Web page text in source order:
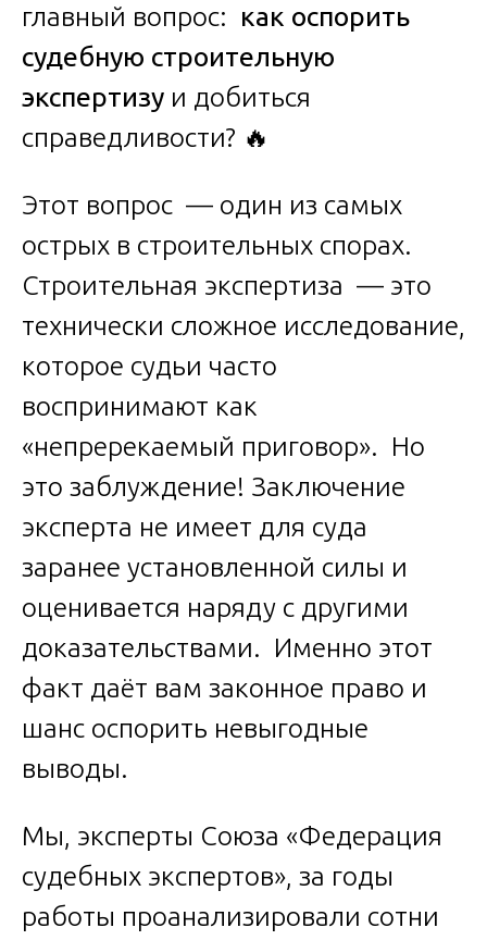
главный вопрос: как оспорить
судебную строительную
экспертизу и добиться
справедливости? 🔥
Этот вопрос — один из самых
острых в строительных спорах.
Строительная экспертиза — это
технически сложное исследование,
которое судьи часто
воспринимают как
«непререкаемый приговор». Но
это заблуждение! Заключение
эксперта не имеет для суда
заранее установленной силы и
оценивается наряду с другими
доказательствами. Именно этот
факт даёт вам законное право и
шанс оспорить невыгодные
выводы.
Мы, эксперты Союза «Федерация
судебных экспертов», за годы
работы проанализировали сотни